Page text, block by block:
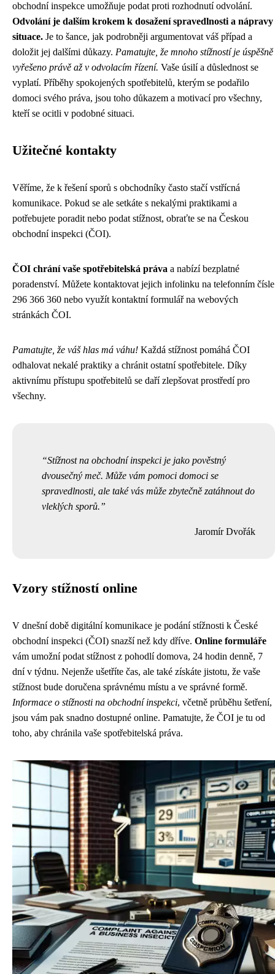
obchodní inspekce umožňuje podat proti rozhodnutí odvolání.
Odvolání je dalším krokem k dosažení spravedlnosti a nápravy
situace. Je to šance, jak podrobněji argumentovat váš případ a
doložit jej dalšími důkazy. Pamatujte, že mnoho stížností je úspěšně
vyřešeno právě až v odvolacím řízení. Vaše úsilí a důslednost se
vyplatí. Příběhy spokojených spotřebitelů, kterým se podařilo
domoci svého práva, jsou toho důkazem a motivací pro všechny,
kteří se ocitli v podobné situaci.
Užitečné kontakty
Věříme, že k řešení sporů s obchodníky často stačí vstřícná
komunikace. Pokud se ale setkáte s nekalými praktikami a
potřebujete poradit nebo podat stížnost, obraťte se na Českou
obchodní inspekci (ČOI).
ČOI chrání vaše spotřebitelská práva a nabízí bezplatné
poradenství. Můžete kontaktovat jejich infolinku na telefonním čísle
296 366 360 nebo využít kontaktní formulář na webových
stránkách ČOI.
Pamatujte, že váš hlas má váhu! Každá stížnost pomáhá ČOI
odhalovat nekalé praktiky a chránit ostatní spotřebitele. Díky
aktivnímu přístupu spotřebitelů se daří zlepšovat prostředí pro
všechny.
Stížnost na obchodní inspekci je jako pověstný
dvousečný meč. Může vám pomoci domoci se
spravedlnosti, ale také vás může zbytečně zatáhnout do
vleklých sporů.
Jaromír Dvořák
Vzory stížností online
V dnešní době digitální komunikace je podání stížnosti k České
obchodní inspekci (ČOI) snazší než kdy dříve. Online formuláře
vám umožní podat stížnost z pohodlí domova, 24 hodin denně, 7
dní v týdnu. Nejenže ušetříte čas, ale také získáte jistotu, že vaše
stížnost bude doručena správnému místu a ve správné formě.
Informace o stížnosti na obchodní inspekci, včetně průběhu šetření,
jsou vám pak snadno dostupné online. Pamatujte, že ČOI je tu od
toho, aby chránila vaše spotřebitelská práva.